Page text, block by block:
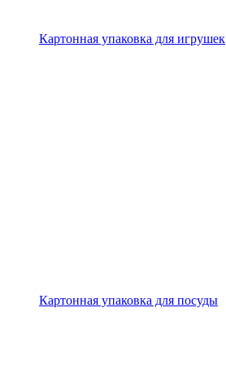
Картонная упаковка для игрушек
Картонная упаковка для посуды